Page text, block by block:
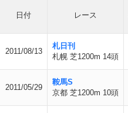
日付 レース
2011/08/13
札日刊
札幌 芝1200m 14頭
2011/05/29
鞍馬S
京都 芝1200m 10頭